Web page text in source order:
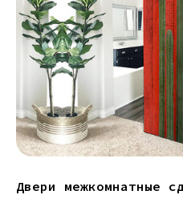
Двери межкомнатные